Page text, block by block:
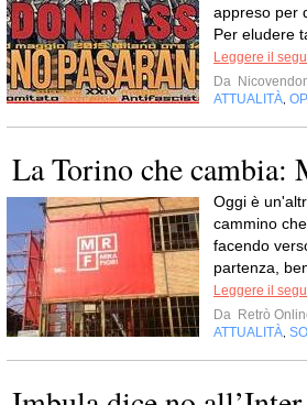
appreso per
Per eludere
Leggere il
Da
ATTUALITÀ
La Torino che cambia:
Oggi è
cammino
facendo
partenza,
Leggere il
Da Retrò
ATTUALITÀ